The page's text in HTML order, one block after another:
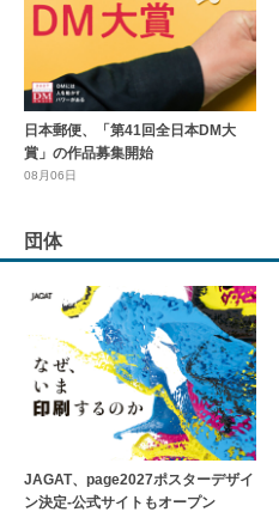
日本郵便、「第41回全日本DM大
賞」の作品募集開始
08月06日
団体
JAGAT、page2027ポスターデザイ
ン決定-公式サイトもオープン